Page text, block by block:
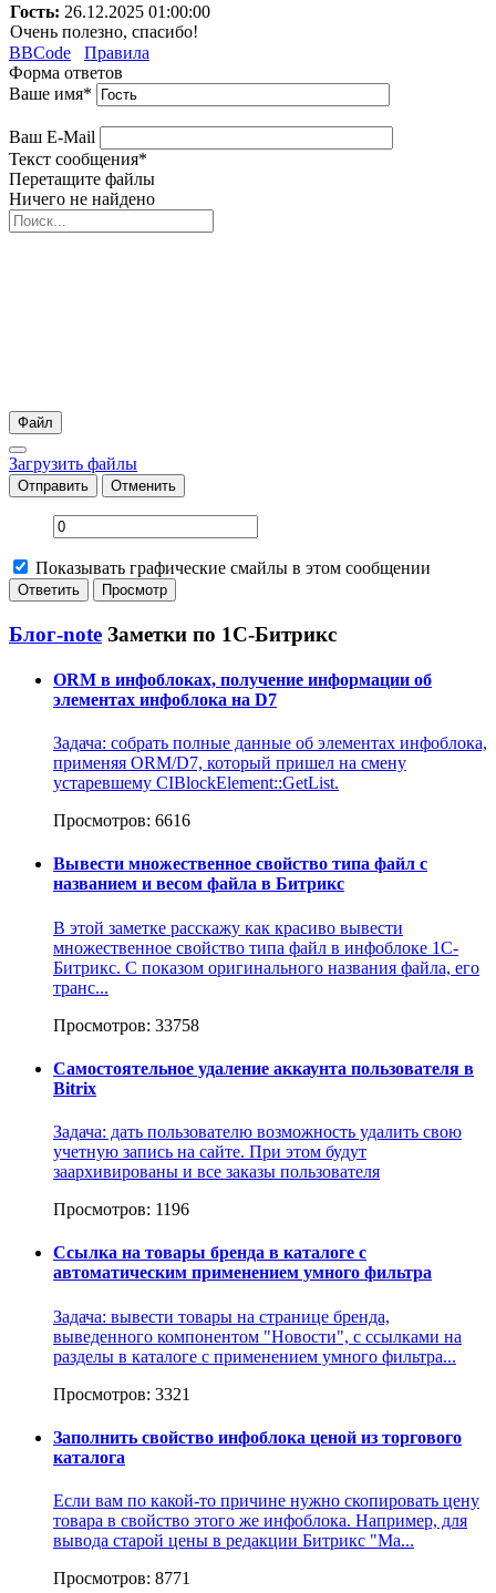
Гость: 26.12.2025 01:00:00
Очень полезно, спасибо!
BBCode
Правила
Форма ответов
Ваше имя*
Ваш E-Mail
Текст сообщения*
Перетащите файлы
Ничего не найдено
Файл
Загрузить файлы
Отправить Отменить
Показывать графические смайлы в этом сообщении
Блог-note Заметки по 1С-Битрикс
ORM в инфоблоках, получение информации об
элементах инфоблока на D7
Задача: собрать полные данные об элементах инфоблока,
применяя ORM/D7, который пришел на смену
устаревшему CIBlockElement::GetList.
Просмотров: 6616
Вывести множественное свойство типа файл с
названием и весом файла в Битрикс
В этой заметке расскажу как красиво вывести
множественное свойство типа файл в инфоблоке 1С-
Битрикс. С показом оригинального названия файла, его
транс...
Просмотров: 33758
Самостоятельное удаление аккаунта пользователя в
Bitrix
Задача: дать пользователю возможность удалить свою
учетную запись на сайте. При этом будут
заархивированы и все заказы пользователя
Просмотров: 1196
Ссылка на товары бренда в каталоге с
автоматическим применением умного фильтра
Задача: вывести товары на странице бренда,
выведенного компонентом "Новости", с ссылками на
разделы в каталоге с применением умного фильтра...
Просмотров: 3321
Заполнить свойство инфоблока ценой из торгового
каталога
Если вам по какой-то причине нужно скопировать цену
товара в свойство этого же инфоблока. Например, для
вывода старой цены в редакции Битрикс "Ма...
Просмотров: 8771